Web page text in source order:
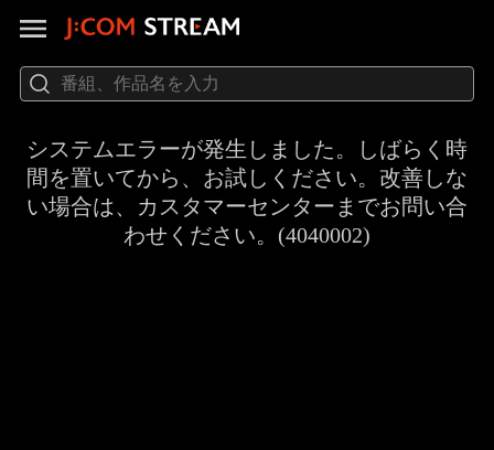
システムエラーが発生しました。しばらく時
間を置いてから、お試しください。改善しな
い場合は、カスタマーセンターまでお問い合
わせください。(4040002)